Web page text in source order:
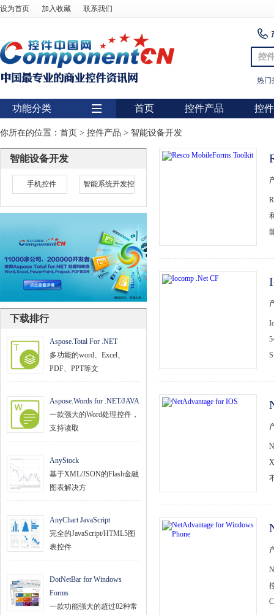
设为首页 加入收藏 联系我们
控
热门
功能分类
用户界面
报表
图表
数据库
条形码
文档管理
PDF
项目管理与业务逻辑
网络通讯
程序安全
开发测试与优化
智能设备开发
其它
首页 控件产品 控
你所在的位置： 首页 > 控件产品 > 智能设备开发
智能设备开发
手机控件 智能系统开发控
下载排行
Aspose.Total For .NET
多功能的word、Excel、
PDF、PPT等文
Aspose.Words for .NET/JAVA
一款强大的Word处理控件，
支持读取
AnyStock
基于XML/JSON的Flash金融
图表解决方
AnyChart JavaScript
完全的JavaScript/HTML5图
表控件
DotNetBar for Windows
Forms
一款功能强大的超过82种常